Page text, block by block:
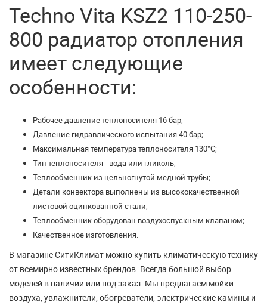
Techno Vita KSZ2 110-250-
800 радиатор отопления
имеет следующие
особенности:
Рабочее давление теплоносителя 16 бар;
Давление гидравлического испытания 40 бар;
Максимальная температура теплоносителя 130°С;
Тип теплоносителя - вода или гликоль;
Теплообменник из цельногнутой медной трубы;
Детали конвектора выполнены из высококачественной
листовой оцинкованной стали;
Теплообменник оборудован воздухоспускным клапаном;
Качественное изготовления.
В магазине СитиКлимат можно купить климатическую технику
от всемирно известных брендов. Всегда большой выбор
моделей в наличии или под заказ. Мы предлагаем мойки
воздуха, увлажнители, обогреватели, электрические камины и